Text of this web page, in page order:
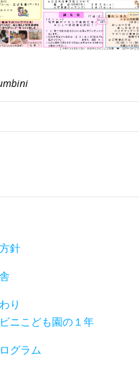
針
り
ニこども園の１年
グラム